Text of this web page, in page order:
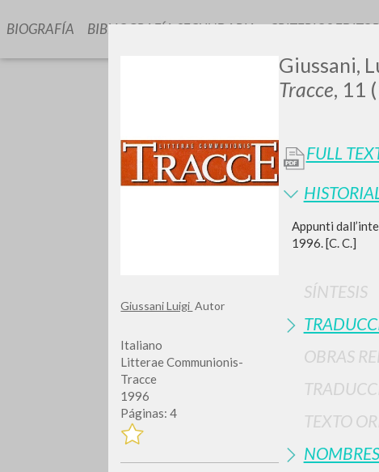
Giussani Luigi Autor
Italiano
Litterae Communionis-
Tracce
1996
Páginas: 4
Giussani,
Tracce, 11
FULL
Appunti
1996. [C. C.]
SÍNTESIS
OBRAS
TEXTO
NOMBRES
BIOGRAFÍA BIBLIOGRAFÍA SECUNDARIA CRITERIOS